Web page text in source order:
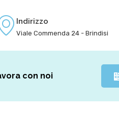
Indirizzo
Viale Commenda 24 - Brindisi
con noi